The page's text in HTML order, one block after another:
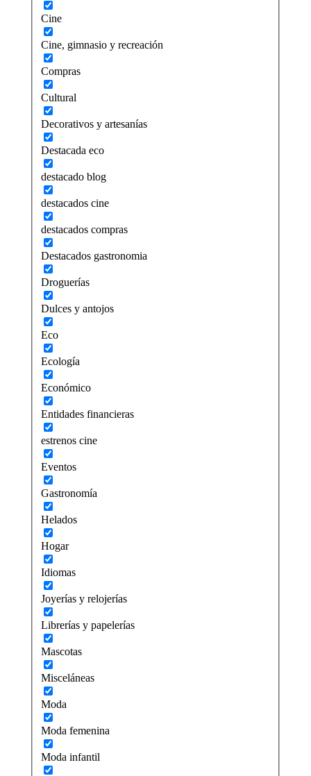
Cine
Cine, gimnasio y recreación
Compras
Cultural
Decorativos y artesanías
Destacada eco
destacado blog
destacados cine
destacados compras
Destacados gastronomia
Droguerías
Dulces y antojos
Eco
Ecología
Económico
Entidades financieras
estrenos cine
Eventos
Gastronomía
Helados
Hogar
Idiomas
Joyerías y relojerías
Librerías y papelerías
Mascotas
Misceláneas
Moda
Moda femenina
Moda infantil